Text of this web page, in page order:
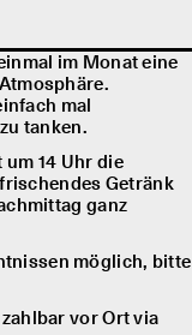
im Monat eine
mal
tanken.
14 Uhr die
Getränk
ganz
möglich, bitte
vor Ort via